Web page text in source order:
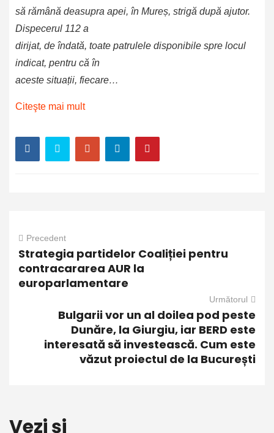
să rămână deasupra apei, în Mureș, strigă după ajutor.
Dispecerul 112 a
dirijat, de îndată, toate patrulele disponibile spre locul
indicat, pentru că în
aceste situații, fiecare…
Citeşte mai mult
Precedent
Strategia partidelor Coaliției pentru
contracararea AUR la
europarlamentare
Următorul
Bulgarii vor un al doilea pod peste
Dunăre, la Giurgiu, iar BERD este
interesată să investească. Cum este
văzut proiectul de la București
Vezi și